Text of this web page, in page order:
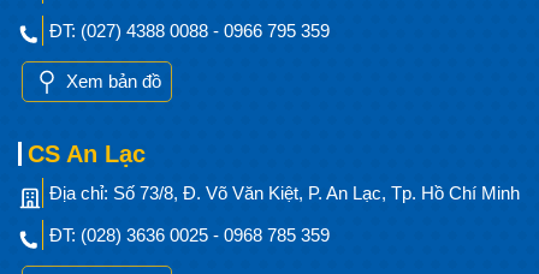
ĐT: (027) 4388 0088 - 0966 795 359
Xem bản đồ
CS An Lạc
Địa chỉ: Số 73/8, Đ. Võ Văn Kiệt, P. An Lạc, Tp. Hồ Chí Minh
ĐT: (028) 3636 0025 - 0968 785 359